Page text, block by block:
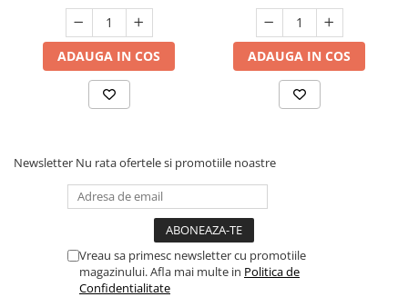
ADAUGA IN COS ADAUGA IN COS
Newsletter Nu rata ofertele si promotiile noastre
Vreau sa primesc newsletter cu promotiile
magazinului. Afla mai multe in Politica de
Confidentialitate